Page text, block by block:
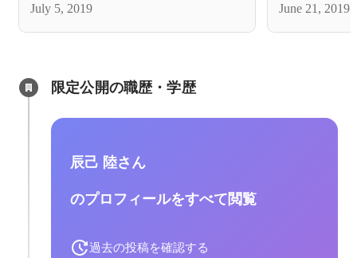
July 5, 2019 June 21, 2019
限定公開の職歴・学歴
辰己 陸さん
のプロフィールをすべて閲覧
過去の投稿を確認する